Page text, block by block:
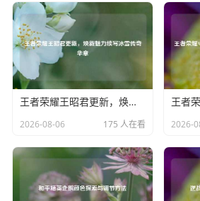
者们不断提升手套的渲染效果，使其
能呈现出最佳的视觉效果，新的手套
足玩家们日益多样化的审美需求，玩
论和创作也日益丰富，各种精美的手
配方案在网络上流传,进一步丰富了手
涵。
CSGO手套界面以其丰富的内容、独
家之间紧密的情感联系，成为了游戏
为玩家们带来了更多的游戏乐趣和个
都能在这个虚拟世界中通过手套展现
王者荣耀王昭君更新，焕新魅力续写冰雪传奇华章
2026-08-06 175 人在看 2026-